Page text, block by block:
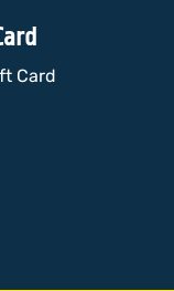
Card